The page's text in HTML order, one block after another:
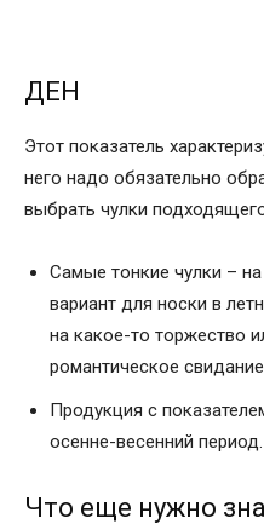
ДЕН
Этот показатель
него надо обязательно
выбрать чулки
Самые тонкие чулки –
вариант для носки в
на какое-то торжество
романтическое
Продукция с
осенне-весенний период.
Что еще нужно